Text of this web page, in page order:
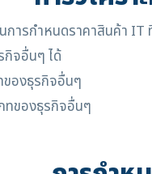
การกำหนดราคาสินค้า
กิจอื่นๆ ได้
ของธุรกิจอื่นๆ
ทของธุรกิจอื่นๆ